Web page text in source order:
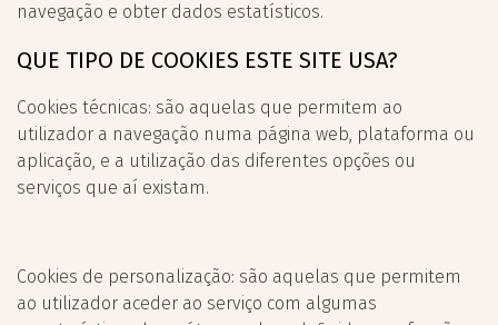
navegação e obter dados estatísticos.
QUE TIPO DE COOKIES ESTE SITE USA?
Cookies técnicas: são aquelas que permitem ao
utilizador a navegação numa página web, plataforma ou
aplicação, e a utilização das diferentes opções ou
serviços que aí existam.
Cookies de personalização: são aquelas que permitem
ao utilizador aceder ao serviço com algumas